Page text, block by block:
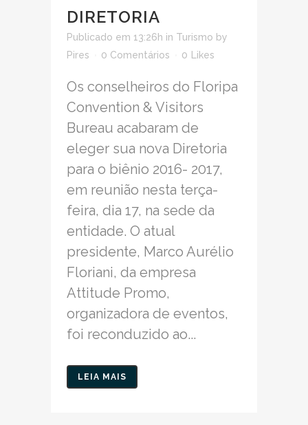
DIRETORIA
Publicado em 13:26h in Turismo by
Pires
0 Comentários 0 Likes
Os conselheiros do Floripa
Convention & Visitors
Bureau acabaram de
eleger sua nova Diretoria
para o biênio 2016- 2017,
em reunião nesta terça-
feira, dia 17, na sede da
entidade. O atual
presidente, Marco Aurélio
Floriani, da empresa
Attitude Promo,
organizadora de eventos,
foi reconduzido ao...
LEIA MAIS